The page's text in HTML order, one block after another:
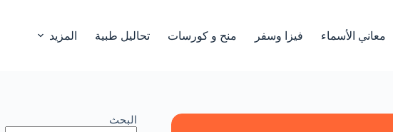
معاني الأسماء فيزا وسفر منح و كورسات تحاليل طبية المزيد
البحث